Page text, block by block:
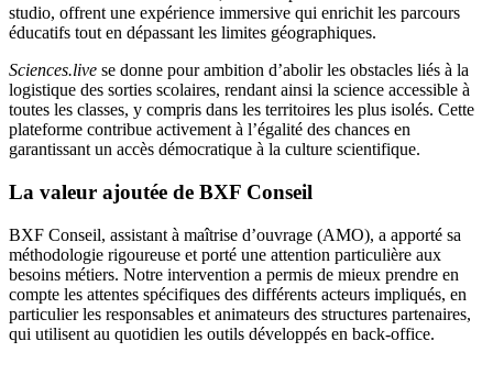
studio, offrent une expérience immersive qui enrichit les parcours
éducatifs tout en dépassant les limites géographiques.
Sciences.live se donne pour ambition d’abolir les obstacles liés à la
logistique des sorties scolaires, rendant ainsi la science accessible à
toutes les classes, y compris dans les territoires les plus isolés. Cette
plateforme contribue activement à l’égalité des chances en
garantissant un accès démocratique à la culture scientifique.
La valeur ajoutée de BXF Conseil
BXF Conseil, assistant à maîtrise d’ouvrage (AMO), a apporté sa
méthodologie rigoureuse et porté une attention particulière aux
besoins métiers. Notre intervention a permis de mieux prendre en
compte les attentes spécifiques des différents acteurs impliqués, en
particulier les responsables et animateurs des structures partenaires,
qui utilisent au quotidien les outils développés en back-office.